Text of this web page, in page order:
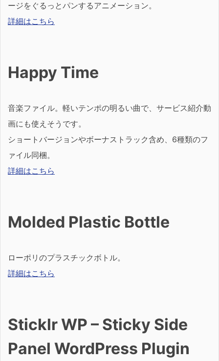
ージをぐるっとパンするアニメーション。
詳細はこちら
Happy Time
音楽ファイル。軽いテンポの明るい曲で、サービス紹介動
画にも使えそうです。
ショートバージョンやボーナストラック含め、6種類のフ
ァイル同梱。
詳細はこちら
Molded Plastic Bottle
ローポリのプラスチックボトル。
詳細はこちら
Sticklr WP – Sticky Side
Panel WordPress Plugin